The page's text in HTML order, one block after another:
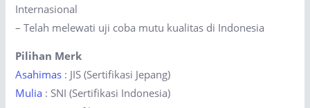
Internasional
– Telah melewati uji coba mutu kualitas di Indonesia
Pilihan Merk
Asahimas : JIS (Sertifikasi Jepang)
Mulia : SNI (Sertifikasi Indonesia)